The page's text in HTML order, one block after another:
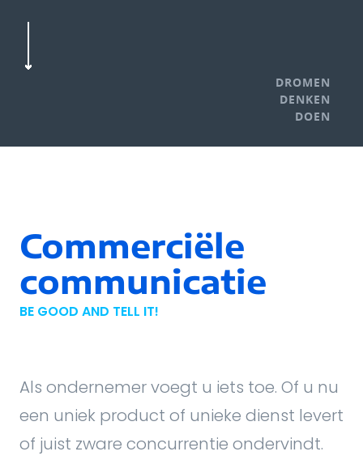
DROMEN
DENKEN
DOEN
Commerciële
communicatie
BE GOOD AND TELL IT!
Als ondernemer voegt u iets toe. Of u nu
een uniek product of unieke dienst levert
of juist zware concurrentie ondervindt.